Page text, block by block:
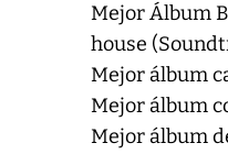
Mejor Álbum
house
Mejor álbum
Mejor álbum
Mejor álbum